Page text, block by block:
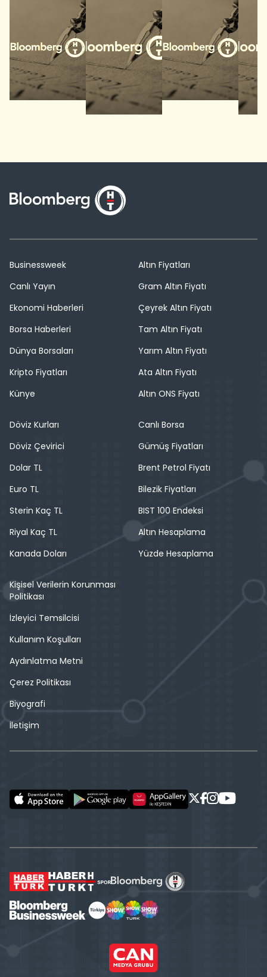
Businessweek
Canlı Yayın
Ekonomi Haberleri
Borsa Haberleri
Dünya Borsaları
Kripto Fiyatları
Künye
Altın Fiyatları
Gram Altın Fiyatı
Çeyrek Altın Fiyatı
Tam Altın Fiyatı
Yarım Altın Fiyatı
Ata Altın Fiyatı
Altın ONS Fiyatı
Döviz Kurları
Döviz Çevirici
Dolar TL
Euro TL
Sterin Kaç TL
Riyal Kaç TL
Kanada Doları
Canlı Borsa
Gümüş Fiyatları
Brent Petrol Fiyatı
Bilezik Fiyatları
BIST 100 Endeksi
Altın Hesaplama
Yüzde Hesaplama
Kişisel Verilerin Korunması
Politikası
İzleyici Temsilcisi
Kullanım Koşulları
Aydınlatma Metni
Çerez Politikası
Biyografi
İletişim